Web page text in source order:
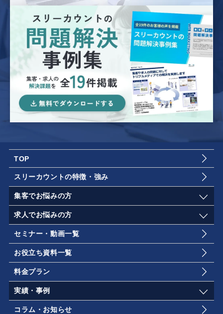
TOP
スリーカウントの特徴・強み
集客でお悩みの方
求人でお悩みの方
セミナー・動画一覧
お役立ち資料一覧
料金プラン
実績・事例
コラム・お知らせ